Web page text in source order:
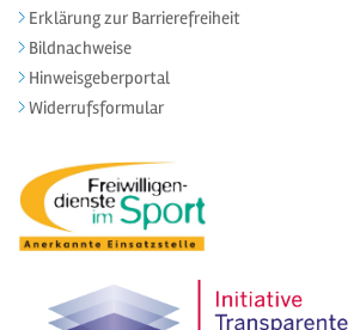
Erklärung zur Barrierefreiheit
Bildnachweise
Hinweisgeberportal
Widerrufsformular